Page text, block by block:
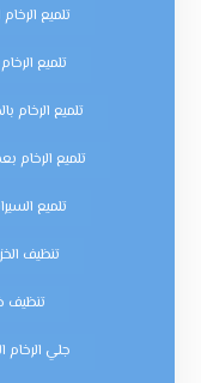
تلميع الرخام
تلميع
تلميع الرخام
تلميع الرخام
تلميع
تنظيف
تنظيف
جلي الرخام